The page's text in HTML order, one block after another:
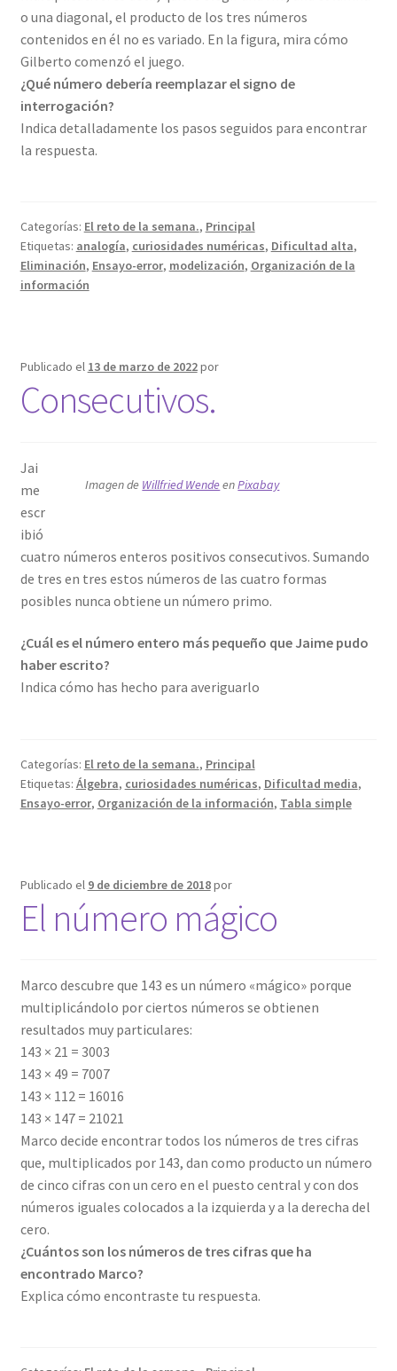
o una diagonal, el producto de los tres números
contenidos en él no es variado. En la figura, mira cómo
Gilberto comenzó el juego.
¿Qué número debería reemplazar el signo de
interrogación?
Indica detalladamente los pasos seguidos para encontrar
la respuesta.
Categorías: El reto de la semana., Principal
Etiquetas: analogía, curiosidades numéricas, Dificultad alta,
Eliminación, Ensayo-error, modelización, Organización de la
información
Publicado el 13 de marzo de 2022por
Consecutivos.
Imagen de Willfried WendeenPixabay
Jai
me
escr
ibió
cuatro números enteros positivos consecutivos. Sumando
de tres en tres estos números de las cuatro formas
posibles nunca obtiene un número primo.
¿Cuál es el número entero más pequeño que Jaime pudo
haber escrito?
Indica cómo has hecho para averiguarlo
Categorías: El reto de la semana., Principal
Etiquetas: Álgebra, curiosidades numéricas, Dificultad media,
Ensayo-error, Organización de la información, Tabla simple
Publicado el 9 de diciembre de 2018por
El número mágico
Marco descubre que 143 es un número «mágico» porque
multiplicándolo por ciertos números se obtienen
resultados muy particulares:
143 × 21 = 3003
143 × 49 = 7007
143 × 112 = 16016
143 × 147 = 21021
Marco decide encontrar todos los números de tres cifras
que, multiplicados por 143, dan como producto un número
de cinco cifras con un cero en el puesto central y con dos
números iguales colocados a la izquierda y a la derecha del
cero.
¿Cuántos son los números de tres cifras que ha
encontrado Marco?
Explica cómo encontraste tu respuesta.